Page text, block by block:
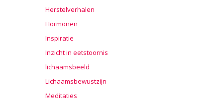
Herstelverhalen
Hormonen
Inspiratie
Inzicht in eetstoornis
lichaamsbeeld
Lichaamsbewustzijn
Meditaties